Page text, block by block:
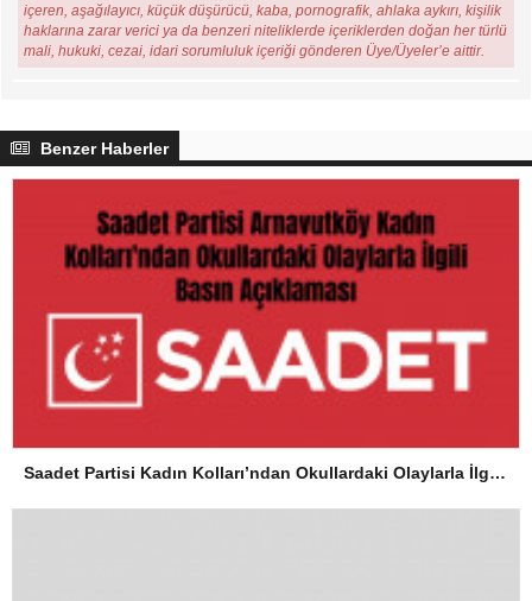
içeren, aşağılayıcı, küçük düşürücü, kaba, pornografik, ahlaka aykırı, kişilik
haklarına zarar verici ya da benzeri niteliklerde içeriklerden doğan her türlü
mali, hukuki, cezai, idari sorumluluk içeriği gönderen Üye/Üyeler’e aittir.
Benzer Haberler
Saadet Partisi Kadın Kolları’ndan Okullardaki Olaylarla İlgili Basın Açıklaması